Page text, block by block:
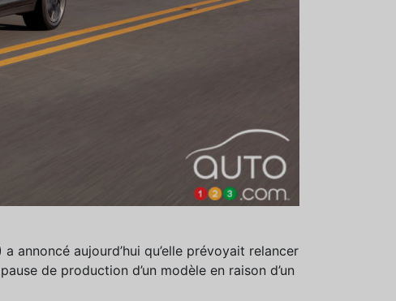
annoncé aujourd’hui qu’elle prévoyait relancer
de production d’un modèle en raison d’un